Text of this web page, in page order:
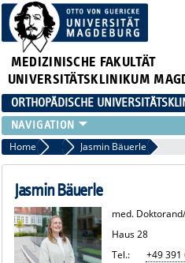
MEDIZINISCHE FAKULTÄT
UNIVERSITÄTSKLINIKUM
ORTHOPÄDISCHE
TEAM
KLINIK
ÄRZTE
SCHWERPUNKTE
EXP. ORTHOPÄDIE
Home Team Jasmin Bäuerle
Jasmin Bäuerle
med.
Haus 28
Tel.:
+49 391